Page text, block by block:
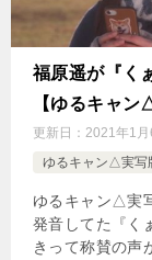
福原遥が『く
【ゆるキャン
更新日： 2021年1月
ゆるキャン△実写
ゆるキャン△実
発音してた『く
きって称賛の声